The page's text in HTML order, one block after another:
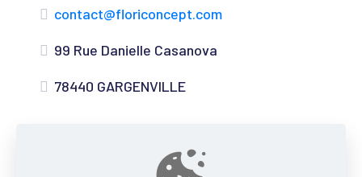
contact@floriconcept.com
99 Rue Danielle Casanova
78440 GARGENVILLE